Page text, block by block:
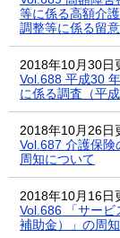
等に係る高額介
調整等に係る留
2018年10月30日
Vol.688 平成30
に係る調査（平
2018年10月26日
Vol.687 介護保
周知について
2018年10月16日
Vol.686 「サービ
補助金）」の周